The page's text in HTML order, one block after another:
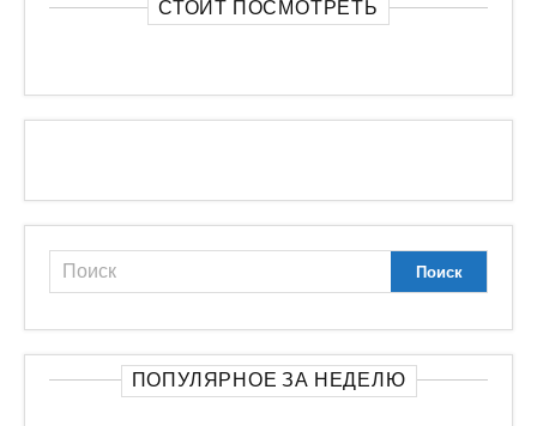
СТОИТ ПОСМОТРЕТЬ
ПОПУЛЯРНОЕ ЗА НЕДЕЛЮ